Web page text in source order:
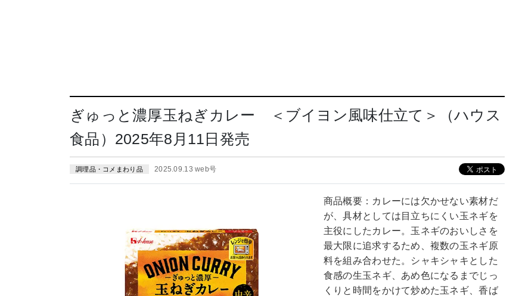
ぎゅっと濃厚玉ねぎカレー ＜ブイヨン風味仕立て＞（ハウス
食品）2025年8月11日発売
調理品・コメまわり品 2025.09.13 web号
商品概要：カレーには欠かせない素材だ
が、具材としては目立ちにくい玉ネギを
主役にしたカレー。玉ネギのおいしさを
最大限に追求するため、複数の玉ネギ原
料を組み合わせた。シャキシャキとした
食感の生玉ネギ、あめ色になるまでじっ
くりと時間をかけて炒めた玉ネギ、香ば